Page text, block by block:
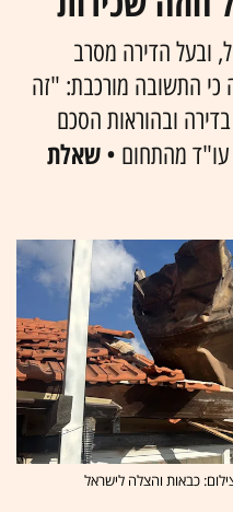
ובעל הדירה מסרב
כי התשובה מורכבת: "זה
ובהוראות הסכם
מהתחום • שאלת
כבאות והצלה לישראל